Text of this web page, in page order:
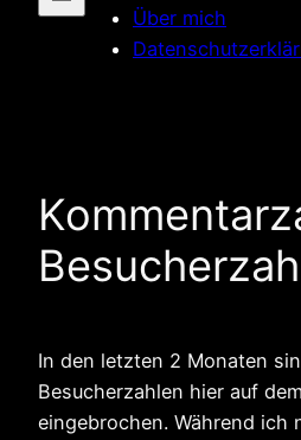
Über mich
In den letzten 2 Monaten
Besucherzahlen hier auf
eingebrochen. Während ich